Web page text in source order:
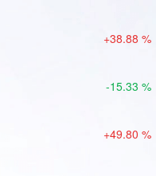
+38.88 %
-15.33 %
+49.80 %